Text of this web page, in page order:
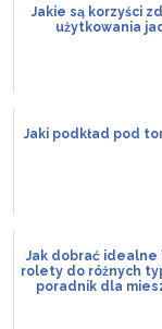
Jakie są korzyści
użytkowania
Jaki podkład pod
Jak dobrać idealne
rolety do różnych
poradnik dla